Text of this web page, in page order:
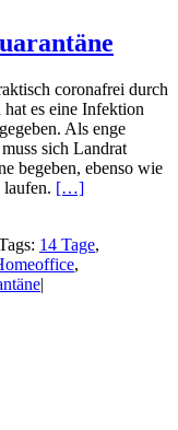
coronafrei durch
es eine Infektion
Als enge
sich Landrat
begeben, ebenso wie
[…]
14 Tage,
,
|